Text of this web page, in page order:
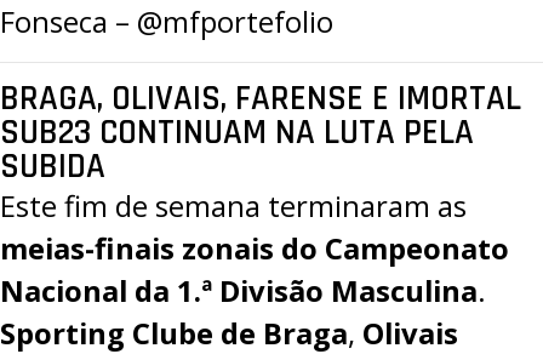
Fonseca – @mfportefolio
BRAGA, OLIVAIS, FARENSE E IMORTAL
SUB23 CONTINUAM NA LUTA PELA
SUBIDA
Este fim de semana terminaram as
meias-finais zonais do Campeonato
Nacional da 1.ª Divisão Masculina.
Sporting Clube de Braga, Olivais